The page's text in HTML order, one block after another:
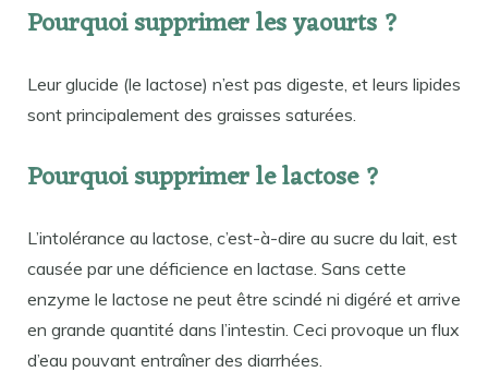
Pourquoi supprimer les yaourts ?
Leur glucide (le lactose) n’est pas digeste, et leurs lipides
sont principalement des graisses saturées.
Pourquoi supprimer le lactose ?
L’intolérance au lactose, c’est-à-dire au sucre du lait, est
causée par une déficience en lactase. Sans cette
enzyme le lactose ne peut être scindé ni digéré et arrive
en grande quantité dans l’intestin. Ceci provoque un flux
d’eau pouvant entraîner des diarrhées.